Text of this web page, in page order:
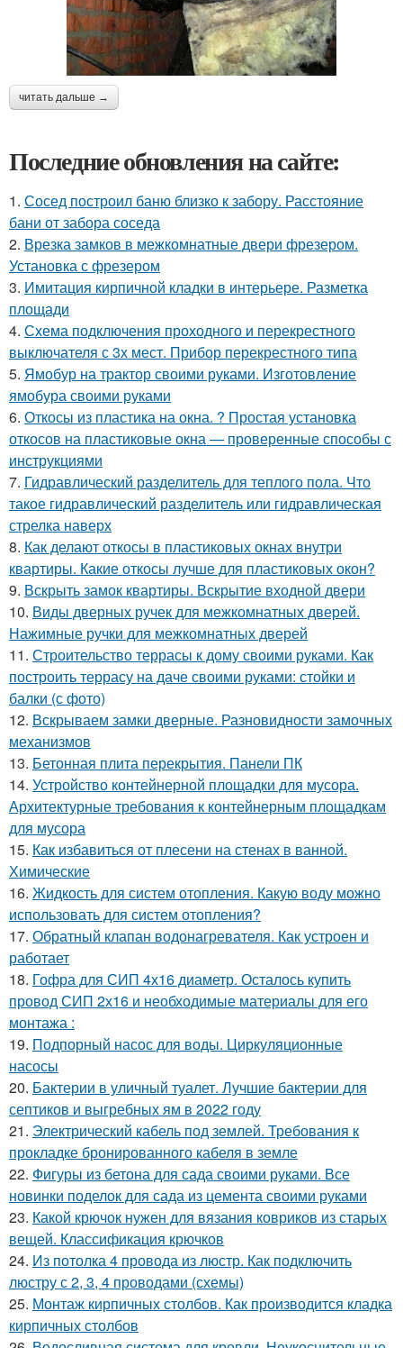
читать дальше →
Последние обновления на сайте:
1. Сосед построил баню близко к забору. Расстояние
бани от забора соседа
2. Врезка замков в межкомнатные двери фрезером.
Установка с фрезером
3. Имитация кирпичной кладки в интерьере. Разметка
площади
4. Схема подключения проходного и перекрестного
выключателя с 3х мест. Прибор перекрестного типа
5. Ямобур на трактор своими руками. Изготовление
ямобура своими руками
6. Откосы из пластика на окна. ? Простая установка
откосов на пластиковые окна — проверенные способы с
инструкциями
7. Гидравлический разделитель для теплого пола. Что
такое гидравлический разделитель или гидравлическая
стрелка наверх
8. Как делают откосы в пластиковых окнах внутри
квартиры. Какие откосы лучше для пластиковых окон?
9. Вскрыть замок квартиры. Вскрытие входной двери
10. Виды дверных ручек для межкомнатных дверей.
Нажимные ручки для межкомнатных дверей
11. Строительство террасы к дому своими руками. Как
построить террасу на даче своими руками: стойки и
балки (с фото)
12. Вскрываем замки дверные. Разновидности замочных
механизмов
13. Бетонная плита перекрытия. Панели ПК
14. Устройство контейнерной площадки для мусора.
Архитектурные требования к контейнерным площадкам
для мусора
15. Как избавиться от плесени на стенах в ванной.
Химические
16. Жидкость для систем отопления. Какую воду можно
использовать для систем отопления?
17. Обратный клапан водонагревателя. Как устроен и
работает
18. Гофра для СИП 4х16 диаметр. Осталось купить
провод СИП 2х16 и необходимые материалы для его
монтажа :
19. Подпорный насос для воды. Циркуляционные
насосы
20. Бактерии в уличный туалет. Лучшие бактерии для
септиков и выгребных ям в 2022 году
21. Электрический кабель под землей. Требования к
прокладке бронированного кабеля в земле
22. Фигуры из бетона для сада своими руками. Все
новинки поделок для сада из цемента своими руками
23. Какой крючок нужен для вязания ковриков из старых
вещей. Классификация крючков
24. Из потолка 4 провода из люстр. Как подключить
люстру с 2, 3, 4 проводами (схемы)
25. Монтаж кирпичных столбов. Как производится кладка
кирпичных столбов